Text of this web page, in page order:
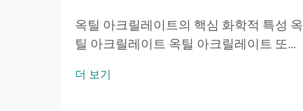
옥틸 아크릴레이트의 핵심 화학적 특성 옥
틸 아크릴레이트 옥틸 아크릴레이트 또는
는 아크릴산 에스터 계 단량체로서, 8개의
더 보기